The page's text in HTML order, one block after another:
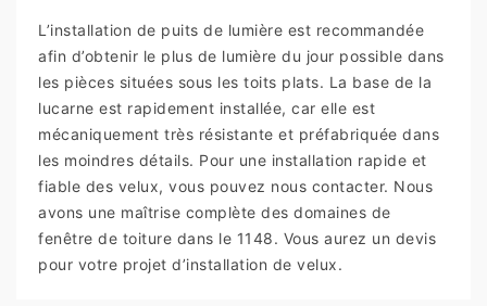
L’installation de puits de lumière est recommandée
afin d’obtenir le plus de lumière du jour possible dans
les pièces situées sous les toits plats. La base de la
lucarne est rapidement installée, car elle est
mécaniquement très résistante et préfabriquée dans
les moindres détails. Pour une installation rapide et
fiable des velux, vous pouvez nous contacter. Nous
avons une maîtrise complète des domaines de
fenêtre de toiture dans le 1148. Vous aurez un devis
pour votre projet d’installation de velux.